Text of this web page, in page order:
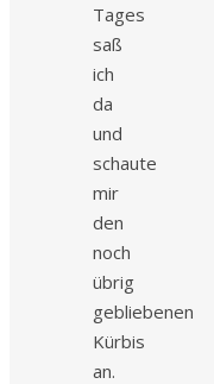
Tages
saß
ich
da
und
schaute
mir
den
noch
übrig
gebliebenen
Kürbis
an.